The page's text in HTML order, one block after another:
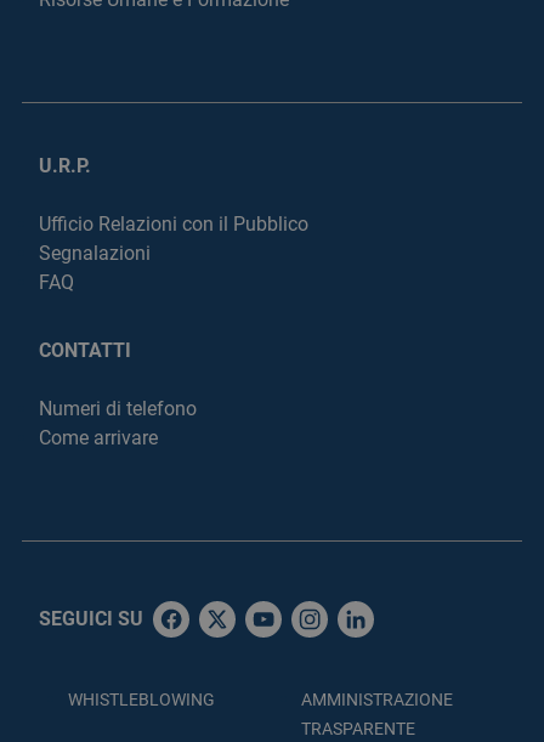
U.R.P.
Ufficio Relazioni con il Pubblico
Segnalazioni
FAQ
CONTATTI
Numeri di telefono
Come arrivare
SEGUICI SU
WHISTLEBLOWING
AMMINISTRAZIONE
TRASPARENTE